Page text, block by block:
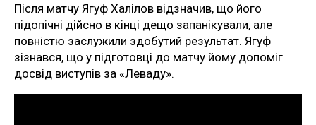
Після матчу Ягуф Халілов відзначив, що його
підопічні дійсно в кінці дещо запанікували, але
повністю заслужили здобутий результат. Ягуф
зізнався, що у підготовці до матчу йому допоміг
досвід виступів за «Леваду».